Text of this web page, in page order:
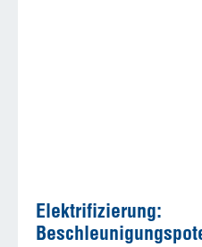
Elektrifizierung: